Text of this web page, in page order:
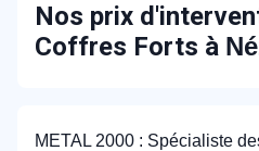
Nos prix
Coffres Forts à
METAL 2000 : Spécialiste